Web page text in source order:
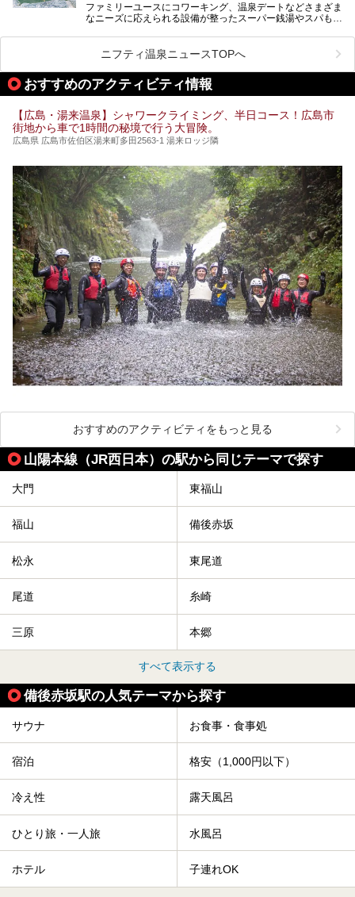
ファミリーユースにコワーキング、温泉デートなどさまざま
なニーズに応えられる設備が整ったスーパー銭湯やスパも、
いった個性が魅力の温泉も、どちらも充実している広島県。
今回は、そんな広島県にある温浴施設のなかから、筆者が
「一度訪ねてみたい」と気になっている魅力的な施設を5件
ピックアップして紹介します。
※2021/07/30時点の情報です。
ニフティ温泉ニュースTOPへ
おすすめのアクティビティ情報
【広島・湯来温泉】シャワークライミング、半日コース！広島市
街地から車で1時間の秘境で行う大冒険。
広島県 広島市佐伯区湯来町多田2563-1 湯来ロッジ隣
おすすめのアクティビティをもっと見る
山陽本線（JR西日本）の駅から同じテーマで探す
大門 東福山
福山 備後赤坂
松永 東尾道
尾道 糸崎
三原 本郷
すべて表示する
備後赤坂駅の人気テーマから探す
サウナ お食事・食事処
宿泊 格安（1,000円以下）
冷え性 露天風呂
ひとり旅・一人旅 水風呂
ホテル 子連れOK